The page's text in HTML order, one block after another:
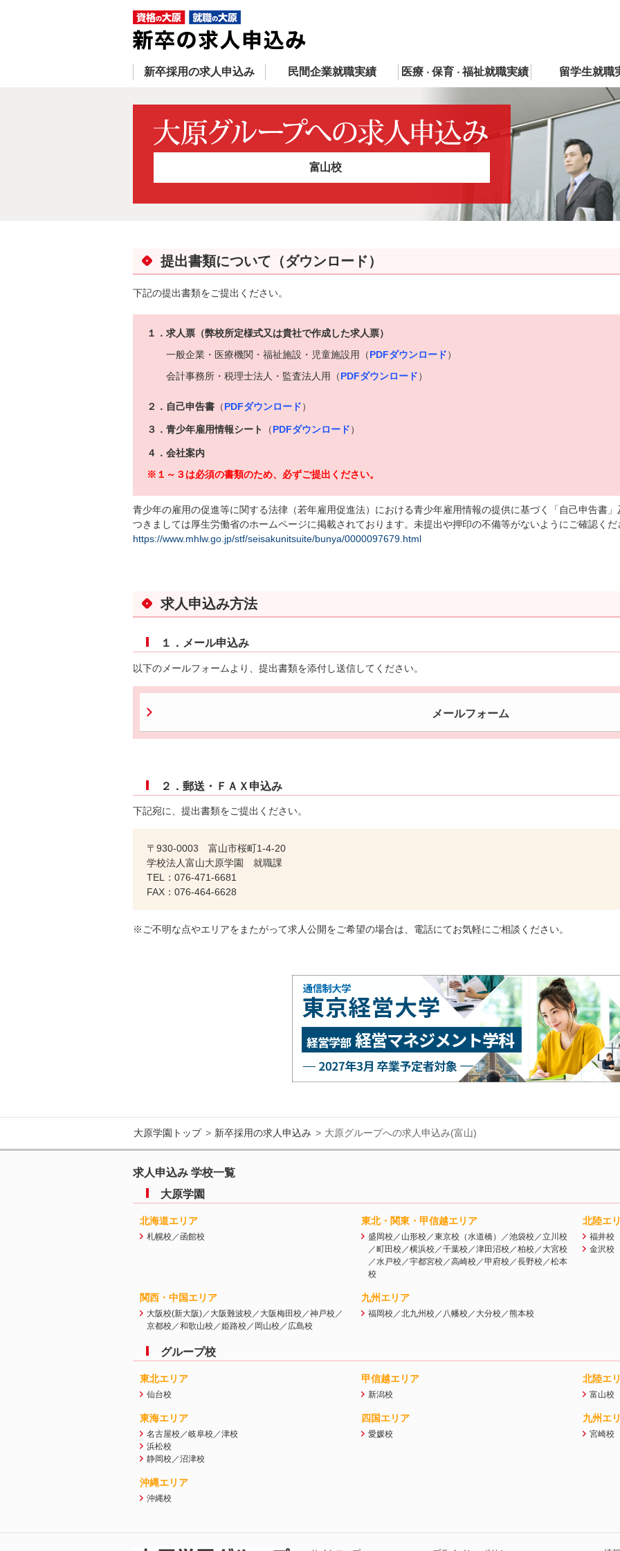
新卒採用の求人申込み 民間企業就職実績 医療・ 保育 ・ 福祉就職実績 留学生就職
富山校
提出書類について（ダウンロード）
下記の提出書類をご提出ください。
１．求人票（弊校所定様式又は貴社で作成した求人票）
一般企業・医療機関・福祉施設・児童施設用（PDFダウンロード）
会計事務所・税理士法人・監査法人用（PDFダウンロード）
２．自己申告書 （PDFダウンロード）
３．青少年雇用情報シート （PDFダウンロード）
４．会社案内
※１～３は必須の書類のため、必ずご提出ください。
青少年の雇用の促進等に関する法律（若年雇用促進法）における青少年雇用情報の提供に基づく「自己申告書
つきましては厚生労働省のホームページに掲載されております。未提出や押印の不備等がないようにご確認くだ
https://www.mhlw.go.jp/stf/seisakunitsuite/bunya/0000097679.html
求人申込み方法
１．メール申込み
以下のメールフォームより、提出書類を添付し送信してください。
メールフォーム
２．郵送・ＦＡＸ申込み
下記宛に、提出書類をご提出ください。
〒930-0003 富山市桜町1-4-20
学校法人富山大原学園 就職課
TEL：076-471-6681
FAX：076-464-6628
※ご不明な点やエリアをまたがって求人公開をご希望の場合は、電話にてお気軽にご相談ください。
大原学園トップ 新卒採用の求人申込み 大原グループへの求人申込み(富山)
求人申込み 学校一覧
大原学園
北海道エリア
札幌校／函館校
東北・関東・甲信越エリア
盛岡校／山形校／東京校（水道橋）／池袋校／立川校
／町田校／横浜校／千葉校／津田沼校／柏校／大宮校
／水戸校／宇都宮校／高崎校／甲府校／長野校／松本
校
北陸エ
福井校
金沢校
関西・中国エリア
大阪校(新大阪)／大阪難波校／大阪梅田校／神戸校／
京都校／和歌山校／姫路校／岡山校／広島校
九州エリア
福岡校／北九州校／八幡校／大分校／熊本校
グループ校
東北エリア
仙台校
甲信越エリア
新潟校
北陸エ
富山校
東海エリア
名古屋校／岐阜校／津校
浜松校
静岡校／沼津校
四国エリア
愛媛校
九州エ
宮崎校
沖縄エリア
沖縄校